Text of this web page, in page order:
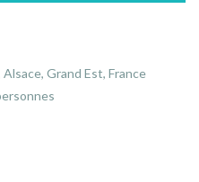
Grand Est, France